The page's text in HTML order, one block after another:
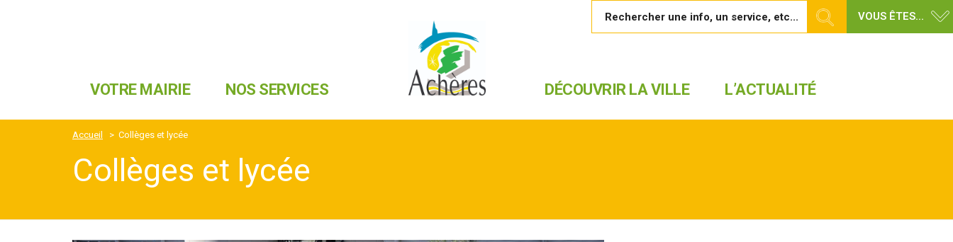
VOUS ÊTES...
VOTRE MAIRIE NOS SERVICES DÉCOUVRIR LA VILLE L’ACTUALITÉ
Accueil > Collèges et lycée
Collèges et lycée